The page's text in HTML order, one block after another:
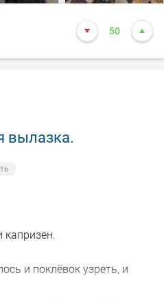
#DunaevНовосибирск
50
вылазка.
капризен.
и поклёвок узреть, и